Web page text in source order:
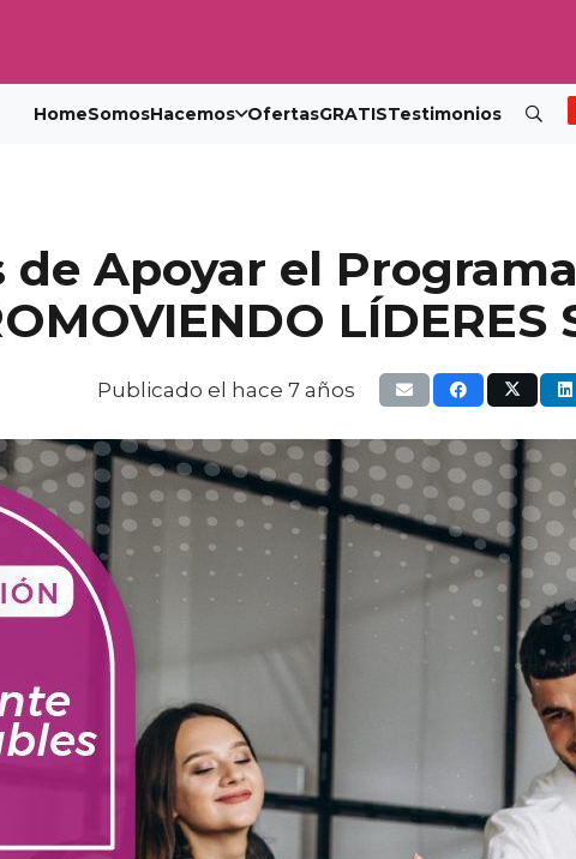
HomeSomosHacemos OfertasGRATISTestimonios
de Apoyar el
LÍDERES
Publicado el hace 7 años